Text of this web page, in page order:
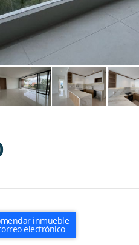
inmueble
electrónico